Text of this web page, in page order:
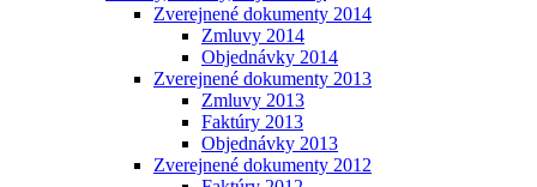
Zverejnené dokumenty 2014
Zmluvy 2014
Objednávky 2014
Zverejnené dokumenty 2013
Zmluvy 2013
Faktúry 2013
Objednávky 2013
Zverejnené dokumenty 2012